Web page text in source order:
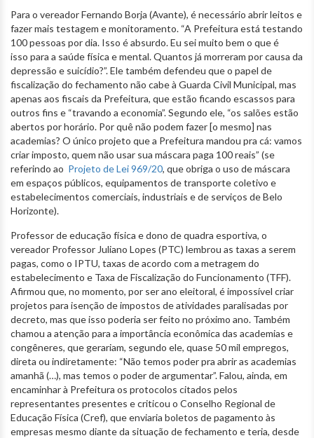
Para o vereador Fernando Borja (Avante), é necessário abrir leitos e
fazer mais testagem e monitoramento. “A Prefeitura está testando
100 pessoas por dia. Isso é absurdo. Eu sei muito bem o que é
isso para a saúde física e mental. Quantos já morreram por causa da
depressão e suicídio?”. Ele também defendeu que o papel de
fiscalização do fechamento não cabe à Guarda Civil Municipal, mas
apenas aos fiscais da Prefeitura, que estão ficando escassos para
outros fins e “travando a economia”. Segundo ele, “os salões estão
abertos por horário. Por quê não podem fazer [o mesmo] nas
academias? O único projeto que a Prefeitura mandou pra cá: vamos
criar imposto, quem não usar sua máscara paga 100 reais” (se
referindo ao Projeto de Lei 969/20, que obriga o uso de máscara
em espaços públicos, equipamentos de transporte coletivo e
estabelecimentos comerciais, industriais e de serviços de Belo
Horizonte).
Professor de educação física e dono de quadra esportiva, o
vereador Professor Juliano Lopes (PTC) lembrou as taxas a serem
pagas, como o IPTU, taxas de acordo com a metragem do
estabelecimento e Taxa de Fiscalização do Funcionamento (TFF).
Afirmou que, no momento, por ser ano eleitoral, é impossível criar
projetos para isenção de impostos de atividades paralisadas por
decreto, mas que isso poderia ser feito no próximo ano. Também
chamou a atenção para a importância econômica das academias e
congêneres, que gerariam, segundo ele, quase 50 mil empregos,
direta ou indiretamente: “Não temos poder pra abrir as academias
amanhã (…), mas temos o poder de argumentar”. Falou, ainda, em
encaminhar à Prefeitura os protocolos citados pelos
representantes presentes e criticou o Conselho Regional de
Educação Física (Cref), que enviaria boletos de pagamento às
empresas mesmo diante da situação de fechamento e teria, desde